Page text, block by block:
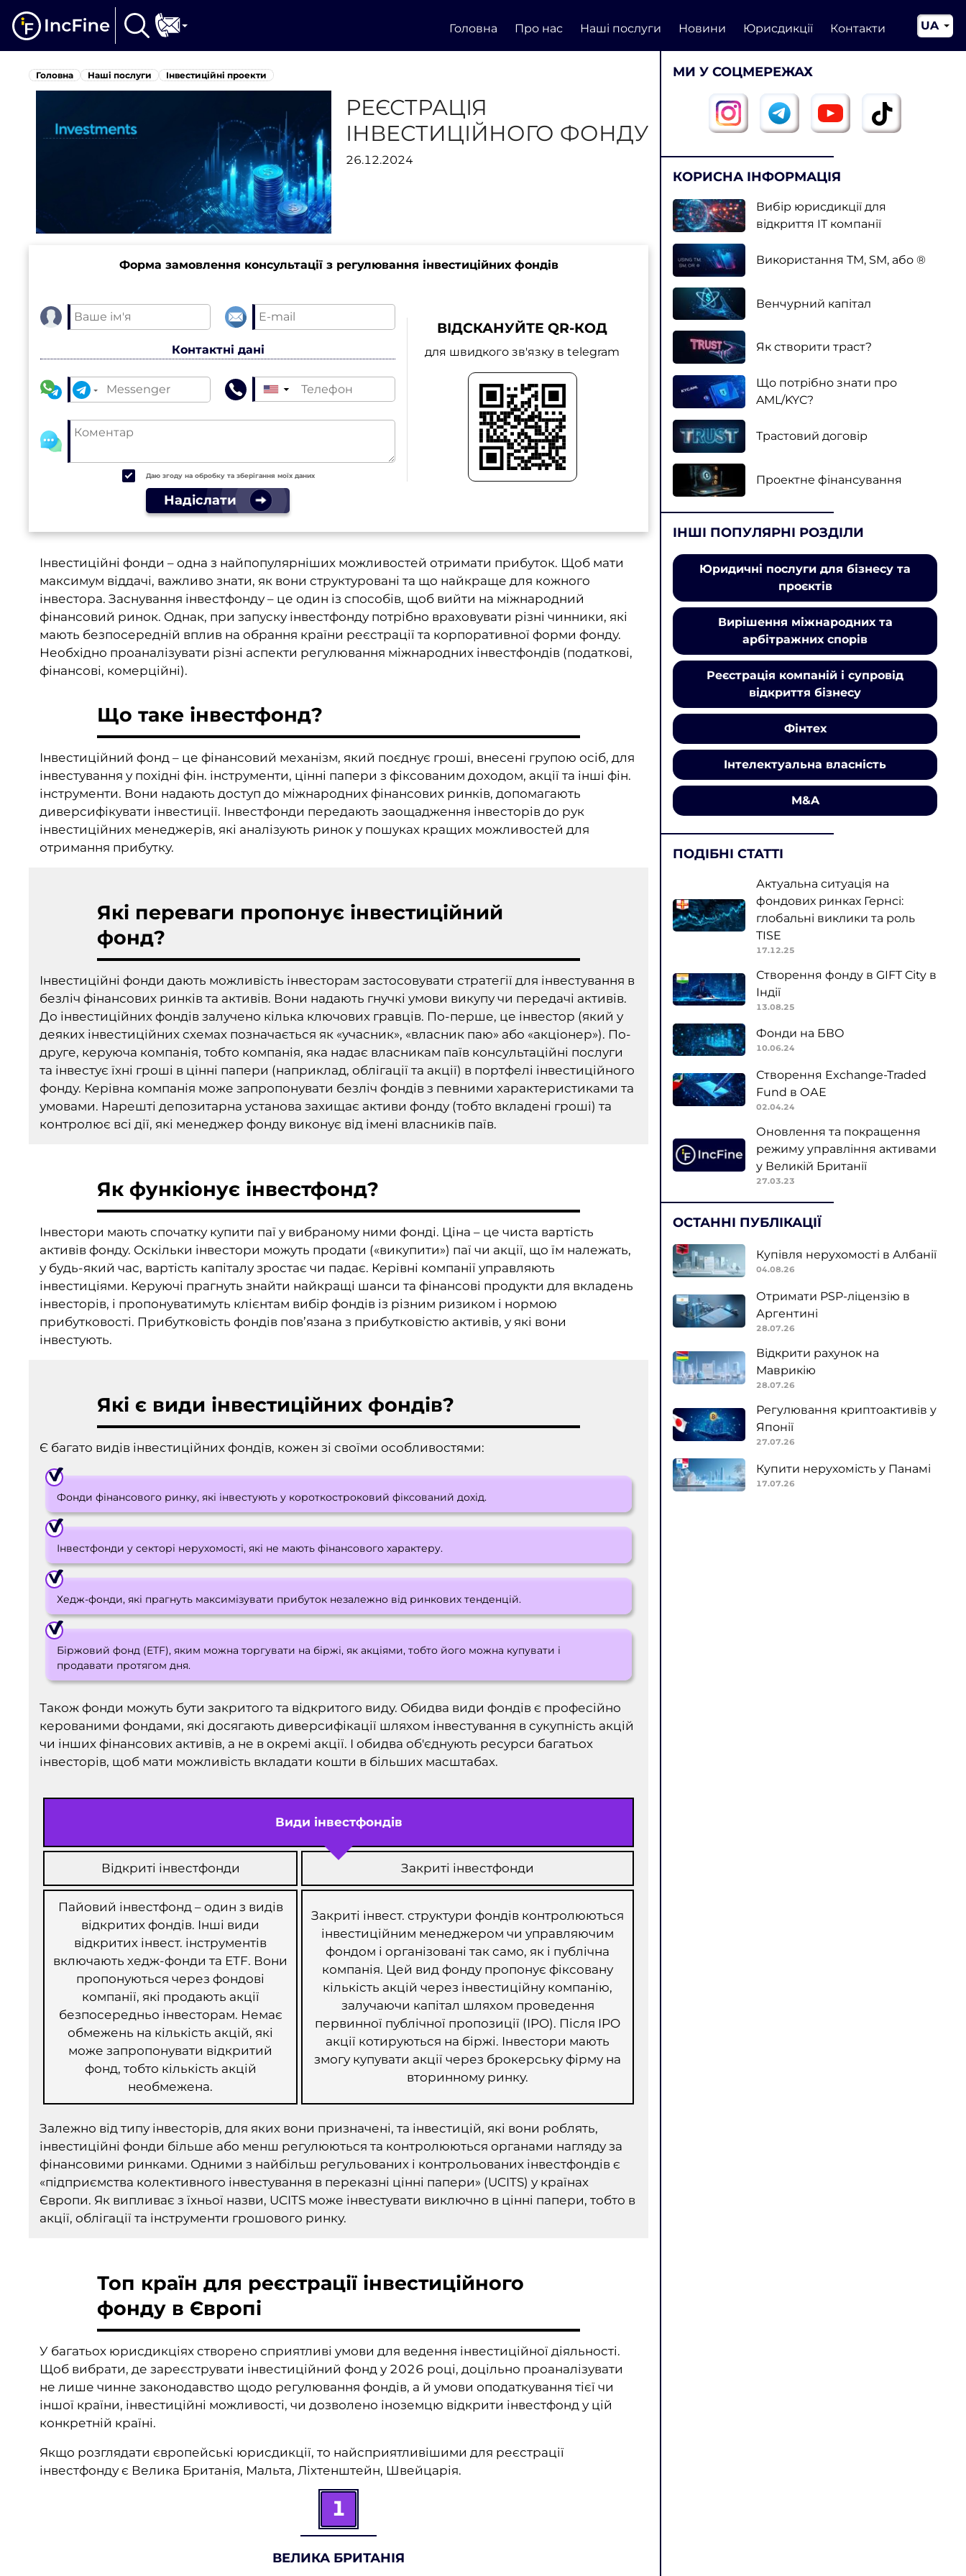
Головна Про нас Наші послуги Новини Юрисдикції Контакти
UA
EN
Головна Наші послуги Інвестиційні проекти
РЕЄСТРАЦІЯ
ІНВЕСТИЦІЙНОГО ФОНДУ
26.12.2024
Форма замовлення консультації з регулювання інвестиційних фондів
Контактні дані
▼
Даю згоду на обробку та зберігання моїх даних
Надіслати
ВІДСКАНУЙТЕ QR-КОД
для швидкого зв'язку в telegram
Інвестиційні фонди – одна з найпопулярніших можливостей отримати прибуток. Щоб мати
максимум віддачі, важливо знати, як вони структуровані та що найкраще для кожного
інвестора. Заснування інвестфонду – це один із способів, щоб вийти на міжнародний
фінансовий ринок. Однак, при запуску інвестфонду потрібно враховувати різні чинники, які
мають безпосередній вплив на обрання країни реєстрації та корпоративної форми фонду.
Необхідно проаналізувати різні аспекти регулювання міжнародних інвестфондів (податкові,
фінансові, комерційні).
Що таке інвестфонд?
Інвестиційний фонд – це фінансовий механізм, який поєднує гроші, внесені групою осіб, для
інвестування у похідні фін. інструменти, цінні папери з фіксованим доходом, акції та інші фін.
інструменти. Вони надають доступ до міжнародних фінансових ринків, допомагають
диверсифікувати інвестиції. Інвестфонди передають заощадження інвесторів до рук
інвестиційних менеджерів, які аналізують ринок у пошуках кращих можливостей для
отримання прибутку.
Які переваги пропонує інвестиційний
фонд?
Інвестиційні фонди дають можливість інвесторам застосовувати стратегії для інвестування в
безліч фінансових ринків та активів. Вони надають гнучкі умови викупу чи передачі активів.
До інвестиційних фондів залучено кілька ключових гравців. По-перше, це інвестор (який у
деяких інвестиційних схемах позначається як «учасник», «власник паю» або «акціонер»). По-
друге, керуюча компанія, тобто компанія, яка надає власникам паїв консультаційні послуги
та інвестує їхні гроші в цінні папери (наприклад, облігації та акції) в портфелі інвестиційного
фонду. Керівна компанія може запропонувати безліч фондів з певними характеристиками та
умовами. Нарешті депозитарна установа захищає активи фонду (тобто вкладені гроші) та
контролює всі дії, які менеджер фонду виконує від імені власників паїв.
Як функіонує інвестфонд?
Інвестори мають спочатку купити паї у вибраному ними фонді. Ціна – це чиста вартість
активів фонду. Оскільки інвестори можуть продати («викупити») паї чи акції, що їм належать,
у будь-який час, вартість капіталу зростає чи падає. Керівні компанії управляють
інвестиціями. Керуючі прагнуть знайти найкращі шанси та фінансові продукти для вкладень
інвесторів, і пропонуватимуть клієнтам вибір фондів із різним ризиком і нормою
прибутковості. Прибутковість фондів пов’язана з прибутковістю активів, у які вони
інвестують.
Які є види інвестиційних фондів?
Є багато видів інвестиційних фондів, кожен зі своїми особливостями:
Фонди фінансового ринку, які інвестують у короткостроковий фіксований дохід.
Інвестфонди у секторі нерухомості, які не мають фінансового характеру.
Хедж-фонди, які прагнуть максимізувати прибуток незалежно від ринкових тенденцій.
Біржовий фонд (ETF), яким можна торгувати на біржі, як акціями, тобто його можна купувати і
продавати протягом дня.
Також фонди можуть бути закритого та відкритого виду. Обидва види фондів є професійно
керованими фондами, які досягають диверсифікації шляхом інвестування в сукупність акцій
чи інших фінансових активів, а не в окремі акції. І обидва об'єднують ресурси багатьох
інвесторів, щоб мати можливість вкладати кошти в більших масштабах.
Види інвестфондів
Відкриті інвестфонди Закриті інвестфонди
Пайовий інвестфонд – один з видів
відкритих фондів. Інші види
відкритих інвест. інструментів
включають хедж-фонди та ETF. Вони
пропонуються через фондові
компанії, які продають акції
безпосередньо інвесторам. Немає
обмежень на кількість акцій, які
може запропонувати відкритий
фонд, тобто кількість акцій
необмежена.
Закриті інвест. структури фондів контролюються
інвестиційним менеджером чи управляючим
фондом і організовані так само, як і публічна
компанія. Цей вид фонду пропонує фіксовану
кількість акцій через інвестиційну компанію,
залучаючи капітал шляхом проведення
первинної публічної пропозиції (IPO). Після IPO
акції котируються на біржі. Інвестори мають
змогу купувати акції через брокерську фірму на
вторинному ринку.
Залежно від типу інвесторів, для яких вони призначені, та інвестицій, які вони роблять,
інвестиційні фонди більше або менш регулюються та контролюються органами нагляду за
фінансовими ринками. Одними з найбільш регульованих і контрольованих інвестфондів є
«підприємства колективного інвестування в переказні цінні папери» (UCITS) у країнах
Європи. Як випливає з їхньої назви, UCITS може інвестувати виключно в цінні папери, тобто в
акції, облігації та інструменти грошового ринку.
Топ країн для реєстрації інвестиційного
фонду в Європі
У багатьох юрисдикціях створено сприятливі умови для ведення інвестиційної діяльності.
Щоб вибрати, де зареєструвати інвестиційний фонд у 2026 році, доцільно проаналізувати
не лише чинне законодавство щодо регулювання фондів, а й умови оподаткування тієї чи
іншої країни, інвестиційні можливості, чи дозволено іноземцю відкрити інвестфонд у цій
конкретній країні.
Якщо розглядати європейські юрисдикції, то найсприятливішими для реєстрації
інвестфонду є Велика Британія, Мальта, Ліхтенштейн, Швейцарія.
1
ВЕЛИКА БРИТАНІЯ
МИ У СОЦМЕРЕЖАХ
КОРИСНА ІНФОРМАЦІЯ
Вибір юрисдикції для
відкриття IT компанії
Використання TM, SM, або ®
Венчурний капітал
Як створити траст?
Що потрібно знати про
AML/KYC?
Трастовий договір
Проектне фінансування
ІНШІ ПОПУЛЯРНІ РОЗДІЛИ
Юридичні послуги для бізнесу та
проєктів
Вирішення міжнародних та
арбітражних спорів
Реєстрація компаній і супровід
відкриття бізнесу
Фінтех
Інтелектуальна власність
M&A
ПОДІБНІ СТАТТІ
Актуальна ситуація на
фондових ринках Гернсі:
глобальні виклики та роль
TISE
17.12.25
Створення фонду в GIFT City в
Індії
13.08.25
Фонди на БВО
10.06.24
Створення Exchange-Traded
Fund в ОАЕ
02.04.24
Оновлення та покращення
режиму управління активами
у Великій Британії
27.03.23
ОСТАННІ ПУБЛІКАЦІЇ
Купівля нерухомості в Албанії
04.08.26
Отримати PSP-ліцензію в
Аргентині
28.07.26
Відкрити рахунок на
Маврикію
28.07.26
Регулювання криптоактивів у
Японії
27.07.26
Купити нерухомість у Панамі
17.07.26